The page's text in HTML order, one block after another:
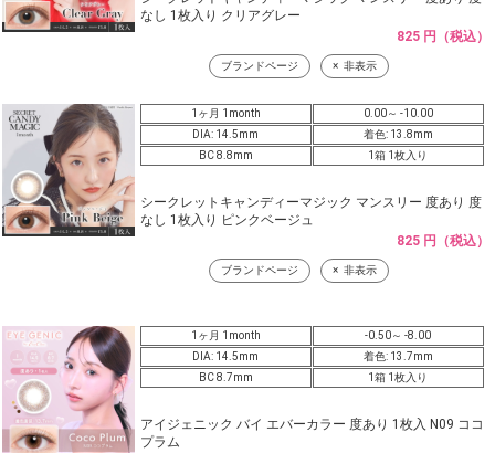
なし 1枚入り クリアグレー
825 円（税込）
ブランドページ 非表示
1ヶ月 1month
0.00～ -10.00
DIA: 14.5mm
着色: 13.8mm
BC 8.8mm
1箱 1枚入り
シークレットキャンディーマジック マンスリー 度あり 度
なし 1枚入り ピンクベージュ
825 円（税込）
ブランドページ 非表示
1ヶ月 1month
-0.50～ -8.00
DIA: 14.5mm
着色: 13.7mm
BC 8.7mm
1箱 1枚入り
アイジェニック バイ エバーカラー 度あり 1枚入 N09 ココ
プラム